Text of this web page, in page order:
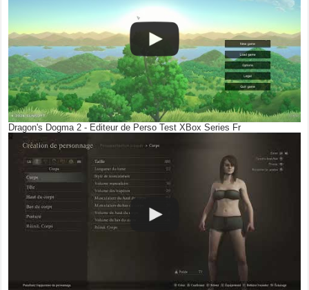
Dragon's Dogma 2 - Editeur de Perso Test XBox Series Fr